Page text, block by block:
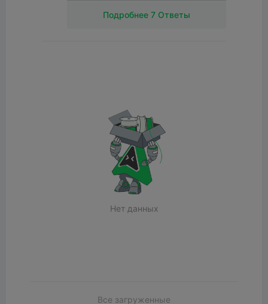
Подробнее 7 Ответы
Нет данных
Все загруженные